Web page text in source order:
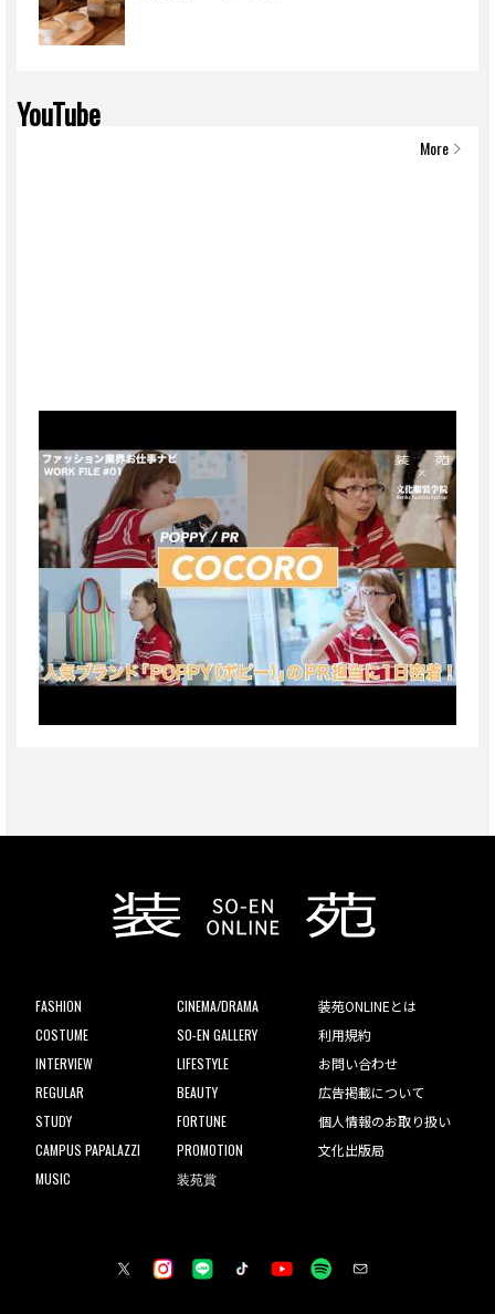
YouTube
More
FASHION
COSTUME
INTERVIEW
REGULAR
STUDY
CAMPUS PAPALAZZI
MUSIC
CINEMA/DRAMA
SO-EN GALLERY
LIFESTYLE
BEAUTY
FORTUNE
PROMOTION
装苑賞
装苑ONLINEとは
利用規約
お問い合わせ
広告掲載について
個人情報のお取り扱い
文化出版局